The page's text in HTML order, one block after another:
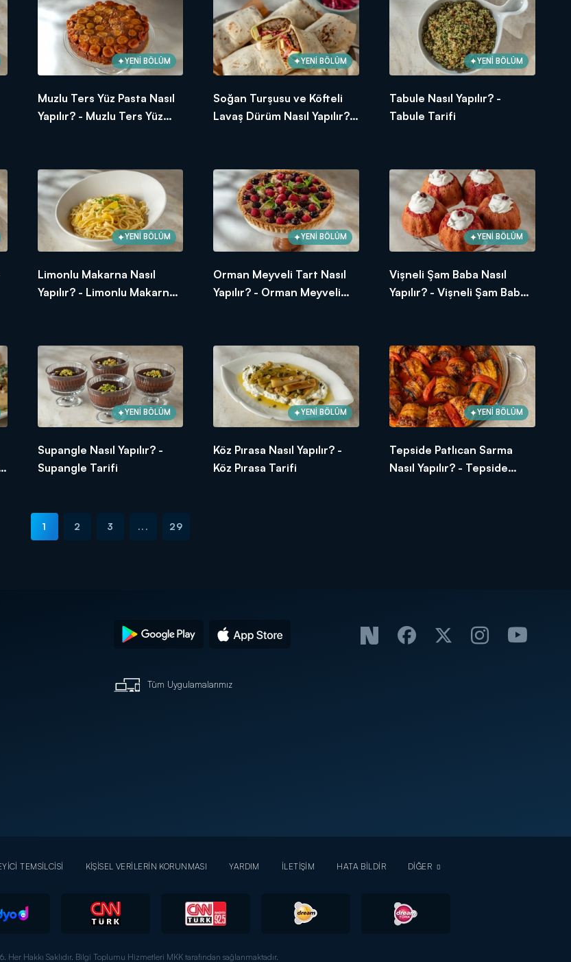
YENİ BÖLÜM
Muzlu Ters Yüz Pasta Nasıl
Yapılır? - Muzlu Ters Yüz
YENİ BÖLÜM
Soğan Turşusu ve Köfteli
Lavaş Dürüm Nasıl Yapılır? -
YENİ BÖLÜM
Tabule Nasıl Yapılır? -
Tabule Tarifi
YENİ BÖLÜM
Limonlu Makarna Nasıl
Yapılır? - Limonlu Makarna
YENİ BÖLÜM
Orman Meyveli Tart Nasıl
Yapılır? - Orman Meyveli
YENİ BÖLÜM
Vişneli Şam Baba Nasıl
Yapılır? - Vişneli Şam Baba
YENİ BÖLÜM
Supangle Nasıl Yapılır? -
Supangle Tarifi
YENİ BÖLÜM
Köz Pırasa Nasıl Yapılır? -
Köz Pırasa Tarifi
YENİ BÖLÜM
Tepside Patlıcan Sarma
Nasıl Yapılır? - Tepside
1 2 3 ... 29
Tüm Uygulamalarımız
TEMSİLCİSİ KİŞİSEL VERİLERİN KORUNMASI YARDIM İLETİŞİM HATA BİLDİR DİĞER
Her Hakkı Saklıdır. Bilgi Toplumu Hizmetleri MKK tarafından sağlanmaktadır.